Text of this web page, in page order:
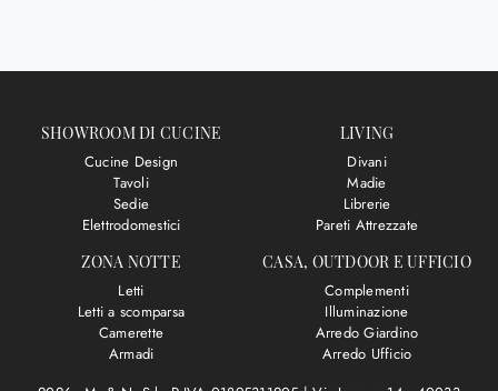
SHOWROOM DI CUCINE
Cucine Design
Tavoli
Sedie
Elettrodomestici
LIVING
Divani
Madie
Librerie
Pareti Attrezzate
ZONA NOTTE
Letti
Letti a scomparsa
Camerette
Armadi
CASA, OUTDOOR E UFFICIO
Complementi
Illuminazione
Arredo Giardino
Arredo Ufficio